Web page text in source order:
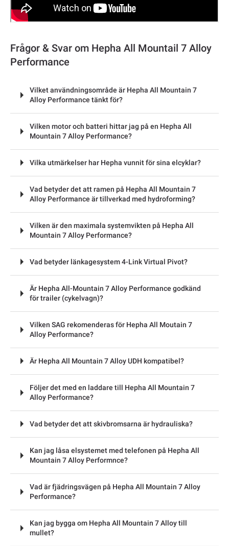
Frågor & Svar om Hepha All Mountail 7 Alloy
Performance
Vilket användningsområde är Hepha All Mountain 7
Alloy Performance tänkt för?
Vilken motor och batteri hittar jag på en Hepha All
Mountain 7 Alloy Performance?
Vilka utmärkelser har Hepha vunnit för sina elcyklar?
Vad betyder det att ramen på Hepha All Mountain 7
Alloy Performance är tillverkad med hydroforming?
Vilken är den maximala systemvikten på Hepha All
Mountain 7 Alloy Performance?
Vad betyder länkagesystem 4-Link Virtual Pivot?
Är Hepha All-Mountain 7 Alloy Performance godkänd
för trailer (cykelvagn)?
Vilken SAG rekomenderas för Hepha All Moutain 7
Alloy Performance?
Är Hepha All Mountain 7 Alloy UDH kompatibel?
Följer det med en laddare till Hepha All Mountain 7
Alloy Performance?
Vad betyder det att skivbromsarna är hydrauliska?
Kan jag låsa elsystemet med telefonen på Hepha All
Mountain 7 Alloy Performnce?
Vad är fjädringsvägen på Hepha All Mountain 7 Alloy
Performance?
Kan jag bygga om Hepha All Mountain 7 Alloy till
mullet?